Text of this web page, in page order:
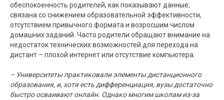
обеспокоенность родителей, как показывают данные,
связана со снижением образовательной эффективности,
отсутствием привычного формата и возросшим числом
домашних заданий. Часто родители обращают внимание на
недостаток технических возможностей для перехода на
дистант – плохой интернет или отсутствие компьютера.
– Университеты практиковали элементы дистанционного
образования, и, хотя есть дифференциация, вузы достаточно
быстро осваивают онлайн. Однако многим школам из-за